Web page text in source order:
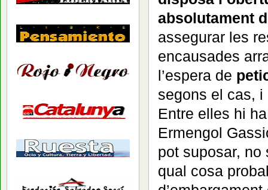
absolutament
assegurar les
encausades
l’espera de
segons el cas, i
Entre elles hi
Ermengol
pot suposar, no
qual cosa